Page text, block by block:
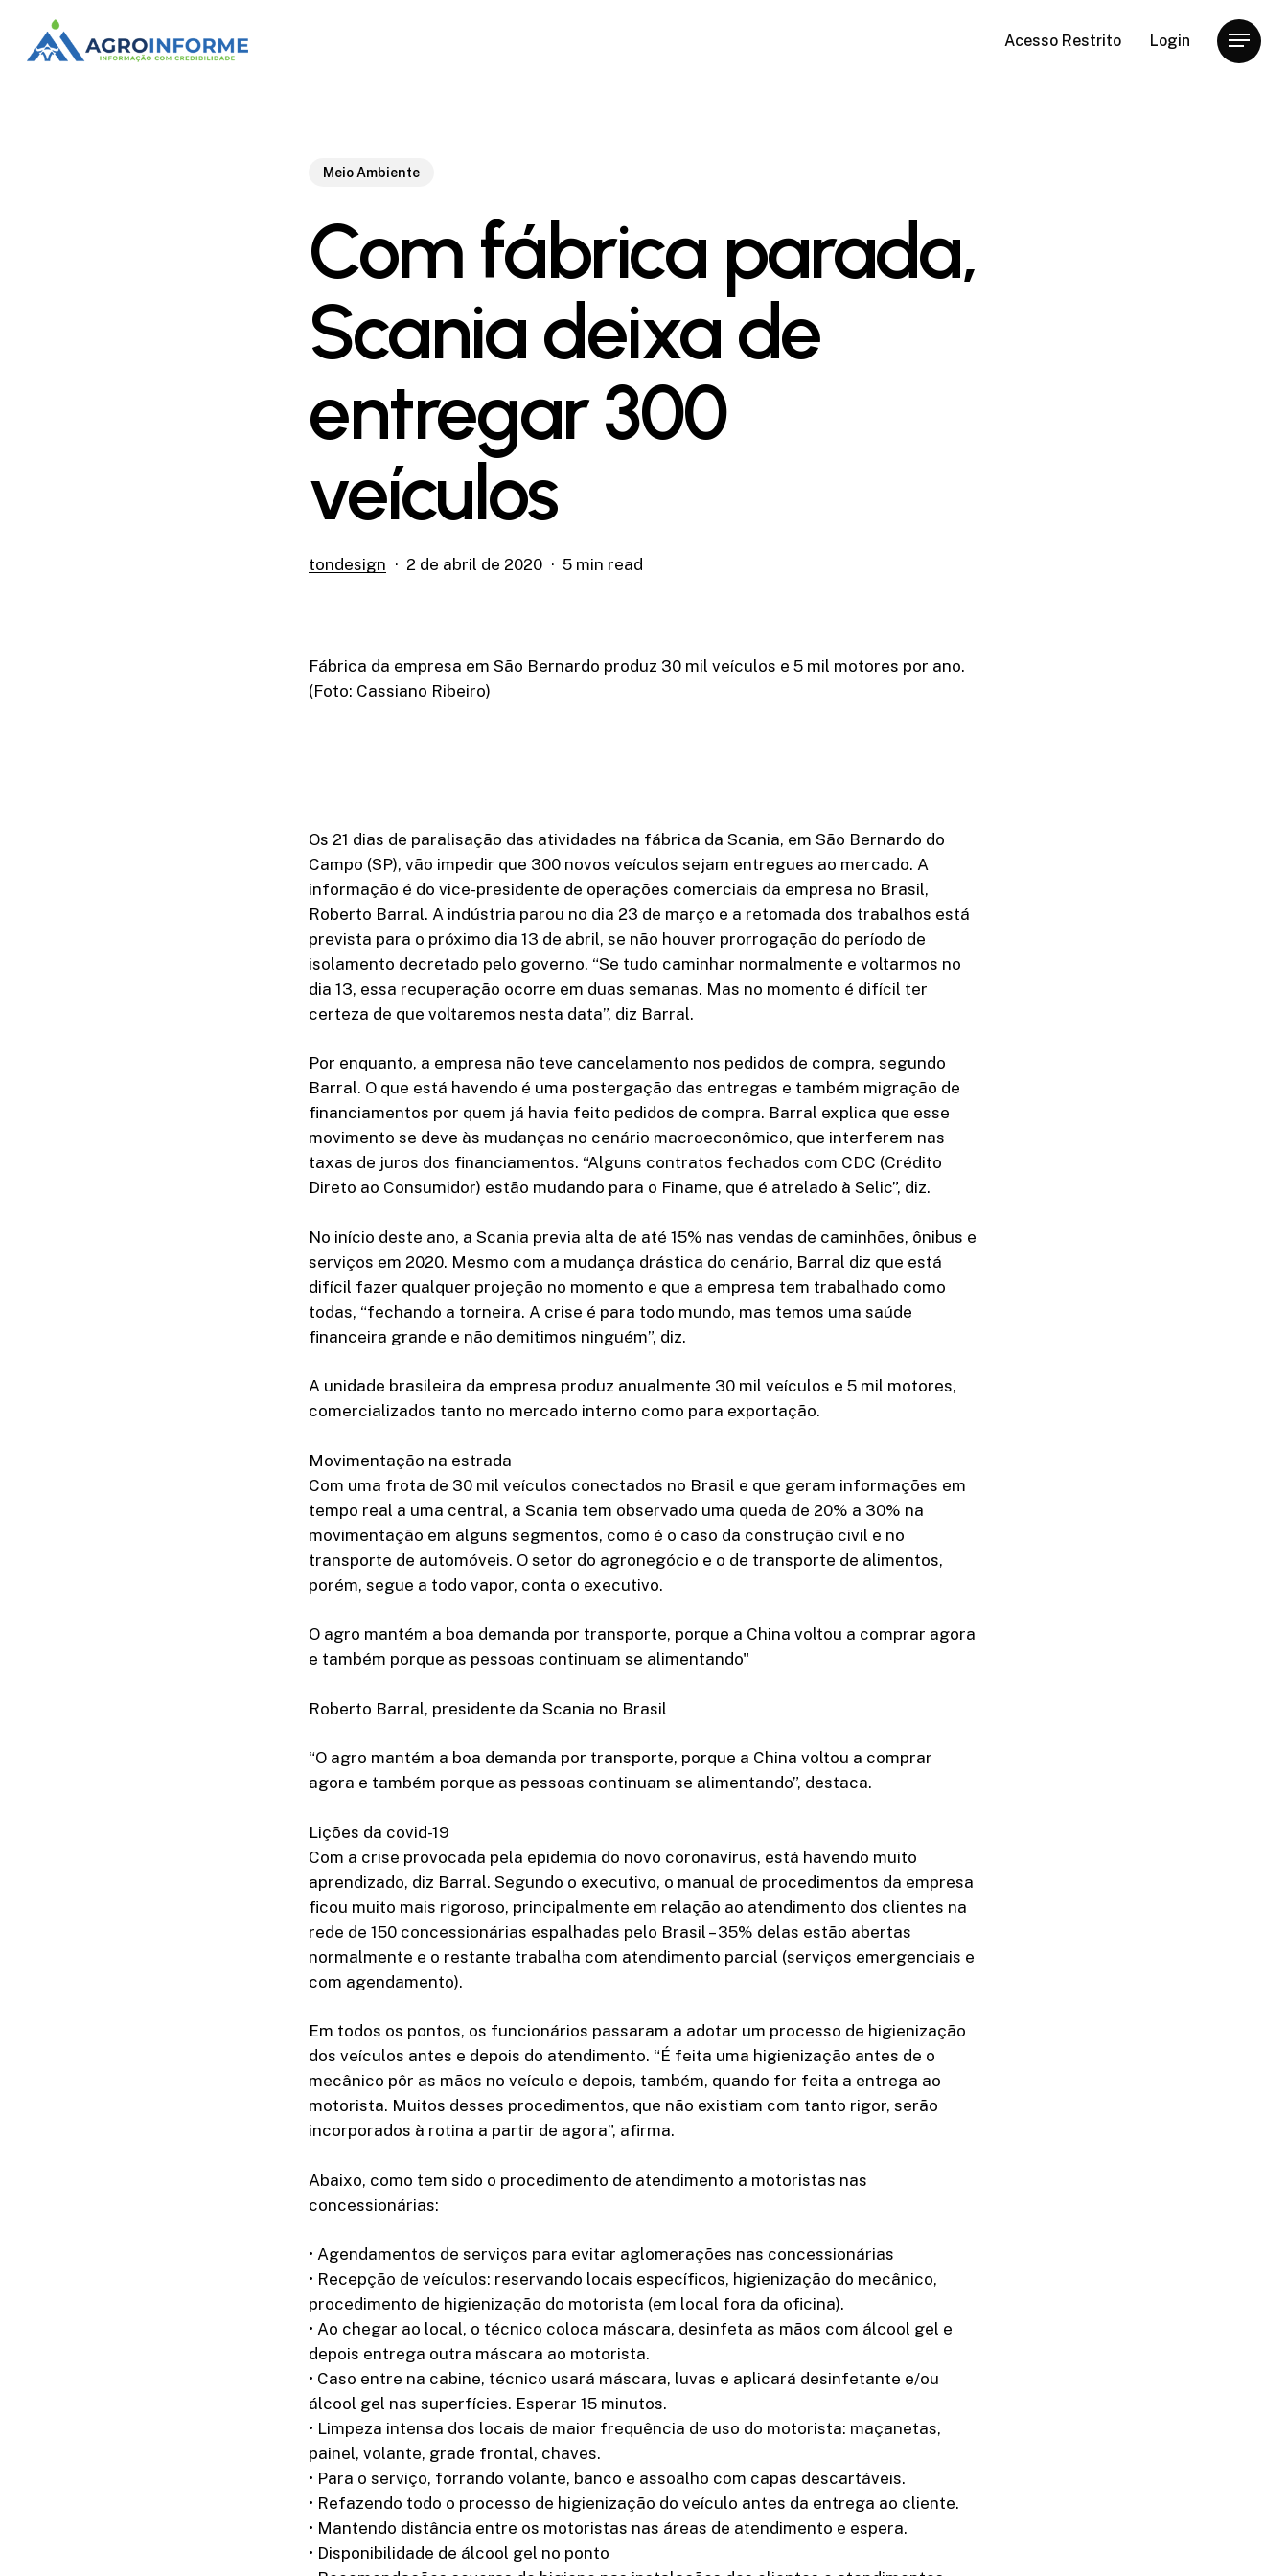
main
Acesso Restrito Login Menu
Meio Ambiente
Com fábrica parada,
Scania deixa de
entregar 300
veículos
tondesign 2 de abril de 2020 5 min read
Fábrica da empresa em São Bernardo produz 30 mil veículos e 5 mil motores por ano.
(Foto: Cassiano Ribeiro)
Os 21 dias de paralisação das atividades na fábrica da Scania, em São Bernardo do
Campo (SP), vão impedir que 300 novos veículos sejam entregues ao mercado. A
informação é do vice-presidente de operações comerciais da empresa no Brasil,
Roberto Barral. A indústria parou no dia 23 de março e a retomada dos trabalhos está
prevista para o próximo dia 13 de abril, se não houver prorrogação do período de
isolamento decretado pelo governo. “Se tudo caminhar normalmente e voltarmos no
dia 13, essa recuperação ocorre em duas semanas. Mas no momento é difícil ter
certeza de que voltaremos nesta data”, diz Barral.
Por enquanto, a empresa não teve cancelamento nos pedidos de compra, segundo
Barral. O que está havendo é uma postergação das entregas e também migração de
financiamentos por quem já havia feito pedidos de compra. Barral explica que esse
movimento se deve às mudanças no cenário macroeconômico, que interferem nas
taxas de juros dos financiamentos. “Alguns contratos fechados com CDC (Crédito
Direto ao Consumidor) estão mudando para o Finame, que é atrelado à Selic”, diz.
No início deste ano, a Scania previa alta de até 15% nas vendas de caminhões, ônibus e
serviços em 2020. Mesmo com a mudança drástica do cenário, Barral diz que está
difícil fazer qualquer projeção no momento e que a empresa tem trabalhado como
todas, “fechando a torneira. A crise é para todo mundo, mas temos uma saúde
financeira grande e não demitimos ninguém”, diz.
A unidade brasileira da empresa produz anualmente 30 mil veículos e 5 mil motores,
comercializados tanto no mercado interno como para exportação.
Movimentação na estrada
Com uma frota de 30 mil veículos conectados no Brasil e que geram informações em
tempo real a uma central, a Scania tem observado uma queda de 20% a 30% na
movimentação em alguns segmentos, como é o caso da construção civil e no
transporte de automóveis. O setor do agronegócio e o de transporte de alimentos,
porém, segue a todo vapor, conta o executivo.
O agro mantém a boa demanda por transporte, porque a China voltou a comprar agora
e também porque as pessoas continuam se alimentando"
Roberto Barral, presidente da Scania no Brasil
“O agro mantém a boa demanda por transporte, porque a China voltou a comprar
agora e também porque as pessoas continuam se alimentando”, destaca.
Lições da covid-19
Com a crise provocada pela epidemia do novo coronavírus, está havendo muito
aprendizado, diz Barral. Segundo o executivo, o manual de procedimentos da empresa
ficou muito mais rigoroso, principalmente em relação ao atendimento dos clientes na
rede de 150 concessionárias espalhadas pelo Brasil – 35% delas estão abertas
normalmente e o restante trabalha com atendimento parcial (serviços emergenciais e
com agendamento).
Em todos os pontos, os funcionários passaram a adotar um processo de higienização
dos veículos antes e depois do atendimento. “É feita uma higienização antes de o
mecânico pôr as mãos no veículo e depois, também, quando for feita a entrega ao
motorista. Muitos desses procedimentos, que não existiam com tanto rigor, serão
incorporados à rotina a partir de agora”, afirma.
Abaixo, como tem sido o procedimento de atendimento a motoristas nas
concessionárias:
• Agendamentos de serviços para evitar aglomerações nas concessionárias
• Recepção de veículos: reservando locais específicos, higienização do mecânico,
procedimento de higienização do motorista (em local fora da oficina).
• Ao chegar ao local, o técnico coloca máscara, desinfeta as mãos com álcool gel e
depois entrega outra máscara ao motorista.
• Caso entre na cabine, técnico usará máscara, luvas e aplicará desinfetante e/ou
álcool gel nas superfícies. Esperar 15 minutos.
• Limpeza intensa dos locais de maior frequência de uso do motorista: maçanetas,
painel, volante, grade frontal, chaves.
• Para o serviço, forrando volante, banco e assoalho com capas descartáveis.
• Refazendo todo o processo de higienização do veículo antes da entrega ao cliente.
• Mantendo distância entre os motoristas nas áreas de atendimento e espera.
• Disponibilidade de álcool gel no ponto